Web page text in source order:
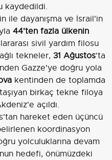
kaydedildi.
ile dayanışma ve İsrail'in
44'ten fazla ülkenin
sivil yardım filosu
tekneler, 31 Ağustos'ta
Gazze'ye doğru yola
kentinden de toplamda
birkaç tekne filoya
açıldı.
hareket eden üçüncü
koordinasyon
yolculuklarına devam
hedefi, önümüzdeki